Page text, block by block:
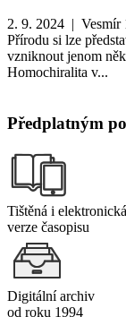
2. 9. 2024 | Vesmír
Přírodu si lze
vzniknout jenom
Homochiralita v...
Předplatným
Tištěná i elektronická
verze časopisu
Digitální archiv
od roku 1994